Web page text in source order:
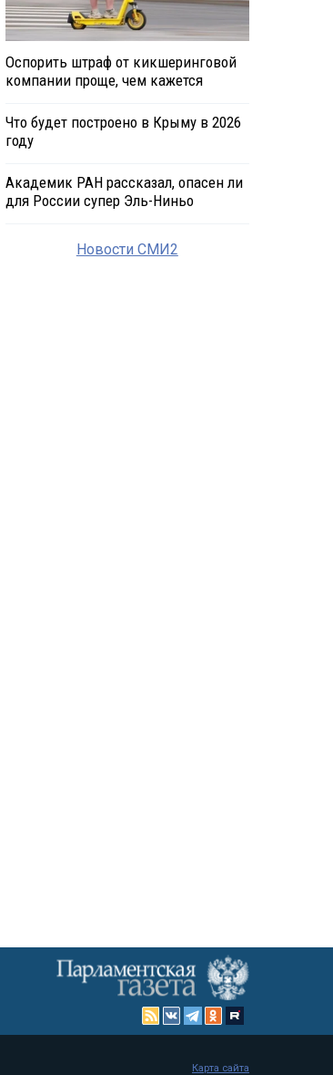
Оспорить штраф от кикшеринговой
компании проще, чем кажется
Что будет построено в Крыму в 2026
году
Академик РАН рассказал, опасен ли
для России супер Эль-Ниньо
Новости СМИ2
Карта сайта